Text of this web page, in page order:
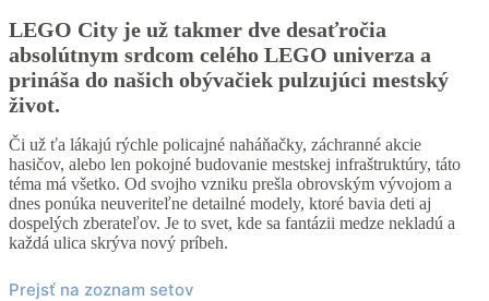
LEGO City je už takmer dve desaťročia
absolútnym srdcom celého LEGO univerza a
prináša do našich obývačiek pulzujúci mestský
život.⁠
Či už ťa lákajú rýchle policajné naháňačky, záchranné akcie
hasičov, alebo len pokojné budovanie mestskej infraštruktúry, táto
téma má všetko. Od svojho vzniku prešla obrovským vývojom a
dnes ponúka neuveriteľne detailné modely, ktoré bavia deti aj
dospelých zberateľov. Je to svet, kde sa fantázii medze nekladú a
každá ulica skrýva nový príbeh.⁠
Prejsť na zoznam setov